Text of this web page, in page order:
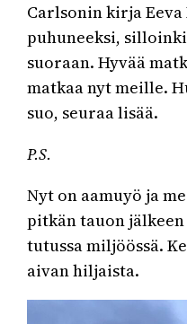
Carlsonin kirja
puhuneeksi,
suoraan. Hyvää
matkaa nyt meille.
suo, seuraa lisää.
P.S.
Nyt on aamuyö ja
pitkän tauon
tutussa miljöössä.
aivan hiljaista.